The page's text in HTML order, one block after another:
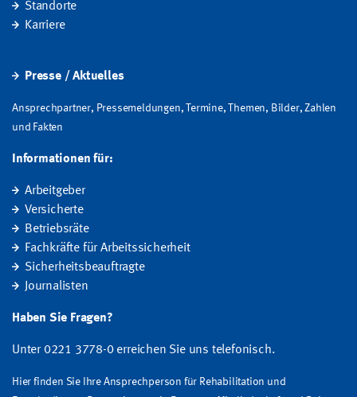
Standorte
Karriere
Presse / Aktuelles
Ansprechpartner, Pressemeldungen, Termine, Themen, Bilder, Zahlen
und Fakten
Informationen für:
Arbeitgeber
Versicherte
Betriebsräte
Fachkräfte für Arbeitssicherheit
Sicherheitsbeauftragte
Journalisten
Haben Sie Fragen?
Unter 0221 3778-0 erreichen Sie uns telefonisch.
Hier finden Sie Ihre Ansprechperson für Rehabilitation und